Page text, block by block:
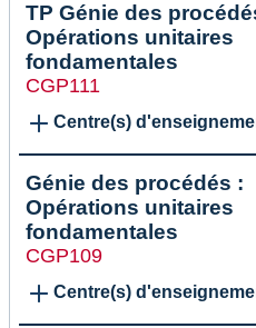
TP Génie des
Opérations unitaires
fondamentales
CGP111
Centre(s)
Génie des procédés :
Opérations unitaires
fondamentales
CGP109
Centre(s)